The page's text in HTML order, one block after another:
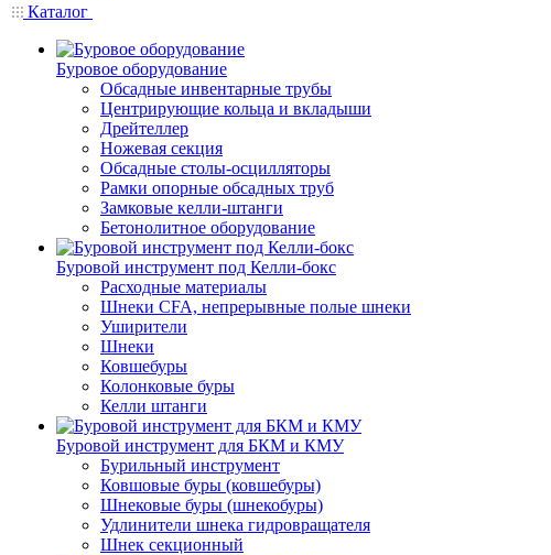
Каталог
Буровое оборудование
Обсадные инвентарные трубы
Центрирующие кольца и вкладыши
Дрейтеллер
Ножевая секция
Обсадные столы-осцилляторы
Рамки опорные обсадных труб
Замковые келли-штанги
Бетонолитное оборудование
Буровой инструмент под Келли-бокс
Расходные материалы
Шнеки CFA, непрерывные полые шнеки
Уширители
Шнеки
Ковшебуры
Колонковые буры
Келли штанги
Буровой инструмент для БКМ и КМУ
Бурильный инструмент
Ковшовые буры (ковшебуры)
Шнековые буры (шнекобуры)
Удлинители шнека гидровращателя
Шнек секционный